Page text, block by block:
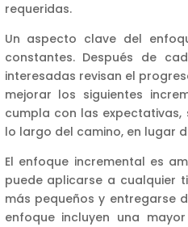
requeridas.
Un aspecto clave del
constantes. Después de
interesadas revisan el
mejorar los siguientes
cumpla con las
lo largo del camino, en lugar
El enfoque incremental es
puede aplicarse a cualquier
más pequeños y entregarse
enfoque incluyen una